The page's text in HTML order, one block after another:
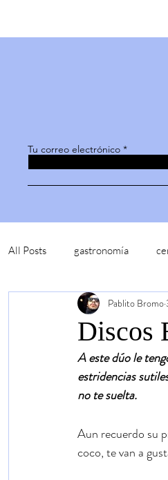
Tu correo electrónico
All Posts gastronomía
Discos
Pablito Bromo
A este dúo le
estridencias
no te suelta.
Aun recuerdo su
coco, te van a